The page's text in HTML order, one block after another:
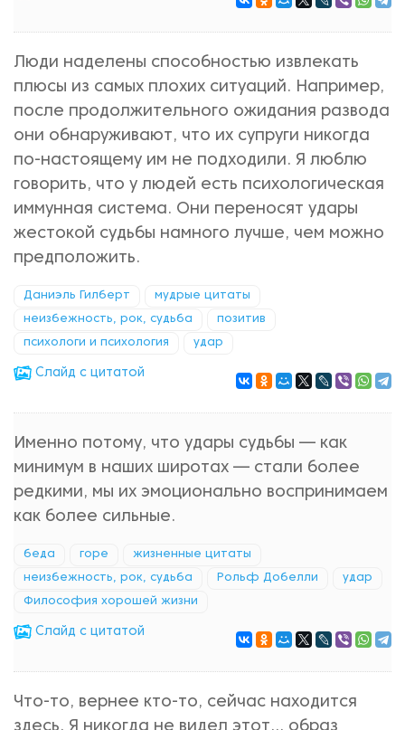
Люди наделены способностью извлекать
плюсы из самых плохих ситуаций. Например,
после продолжительного ожидания развода
они обнаруживают, что их супруги никогда
по-настоящему им не подходили. Я люблю
говорить, что у людей есть психологическая
иммунная система. Они переносят удары
жестокой судьбы намного лучше, чем можно
предположить.
Даниэль Гилберт мудрые цитаты
неизбежность, рок, судьба позитив
психологи и психология удар
Cлайд с цитатой
Именно потому, что удары судьбы — как
минимум в наших широтах — стали более
редкими, мы их эмоционально воспринимаем
как более сильные.
беда горе жизненные цитаты
неизбежность, рок, судьба Рольф Добелли удар
Философия хорошей жизни
Cлайд с цитатой
Что-то, вернее кто-то, сейчас находится
здесь. Я никогда не видел этот... образ